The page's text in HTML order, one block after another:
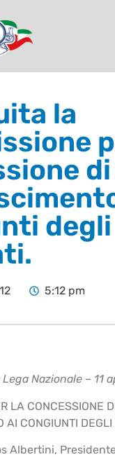
la
degli
5:12 pm
Nazionale – 11
LA CONCESSIONE
AI CONGIUNTI
Albertini,